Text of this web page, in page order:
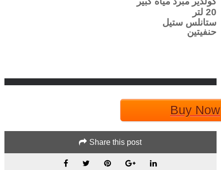
20 لتر
ستانلس ستيل
حنفيتين
Buy Now
Share this post